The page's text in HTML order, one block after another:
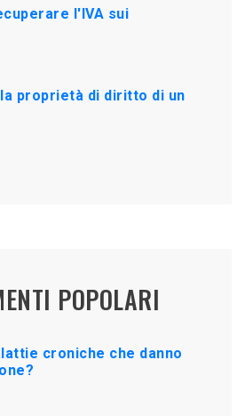
l'IVA sui
proprietà di diritto di un
POPOLARI
croniche che danno